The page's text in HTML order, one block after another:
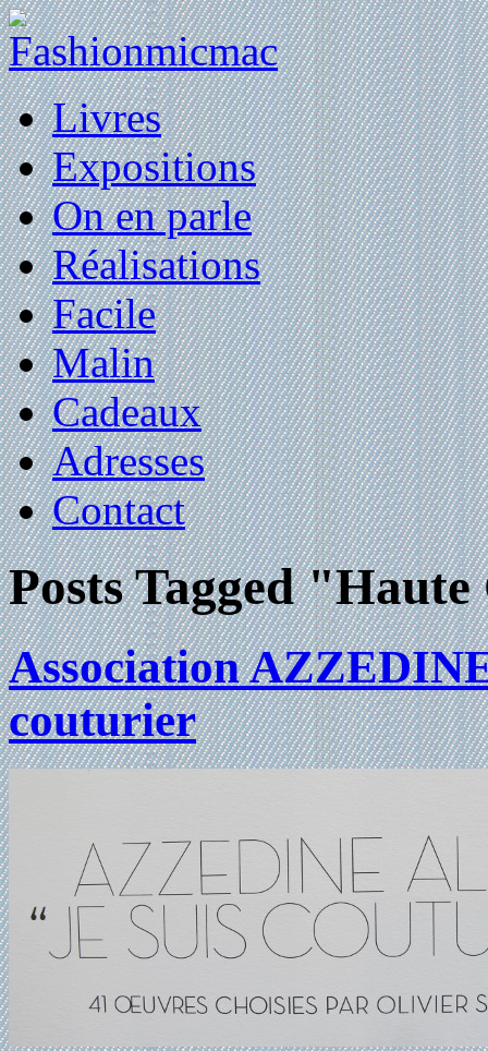
Livres
Expositions
On en parle
Réalisations
Facile
Malin
Cadeaux
Adresses
Contact
Posts Tagged
Association
couturier